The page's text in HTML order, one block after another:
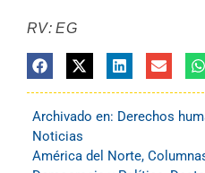
RV: EG
Archivado en: Derechos
Noticias
América del Norte,